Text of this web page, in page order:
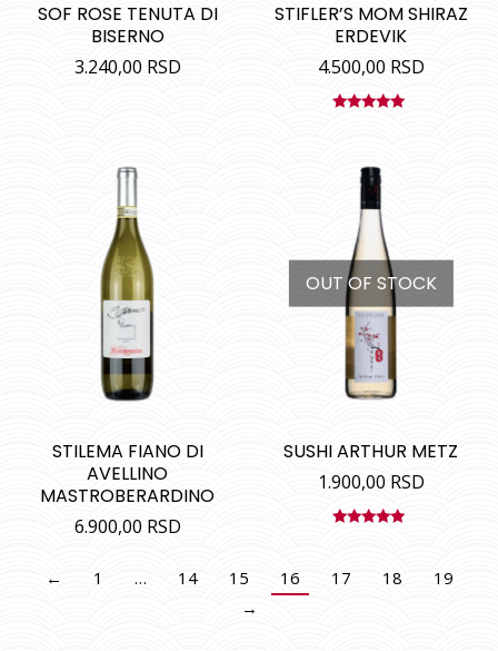
SOF ROSE TENUTA DI
BISERNO
3.240,00 RSD
STIFLER’S MOM SHIRAZ
ERDEVIK
4.500,00 RSD
STILEMA FIANO DI
AVELLINO
MASTROBERARDINO
6.900,00 RSD
OUT OF STOCK
SUSHI ARTHUR METZ
1.900,00 RSD
← 1 … 14 15 16 17 18
19
→